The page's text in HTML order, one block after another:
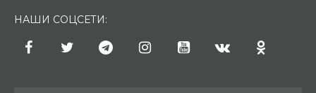
НАШИ СОЦСЕТИ: